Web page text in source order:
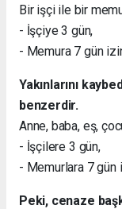
Bir işçi ile bir
- İşçiye 3 gün,
- Memura 7 gün
Yakınlarını
benzerdir.
Anne, baba, eş,
- İşçilere 3 gün,
- Memurlara 7
Peki, cenaze